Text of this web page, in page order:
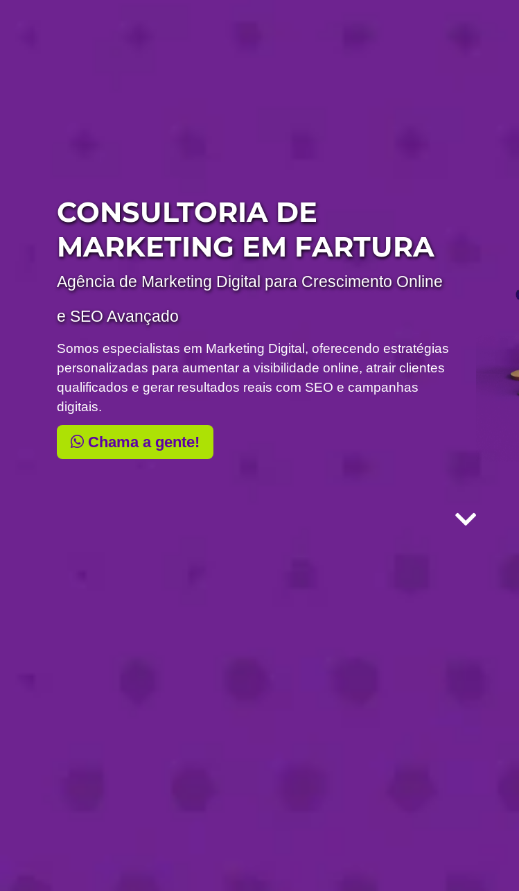
CONSULTORIA DE
MARKETING EM FARTURA
Agência de Marketing Digital para Crescimento Online
e SEO Avançado
Somos especialistas em Marketing Digital, oferecendo estratégias
personalizadas para aumentar a visibilidade online, atrair clientes
qualificados e gerar resultados reais com SEO e campanhas
digitais.
Chama a gente!